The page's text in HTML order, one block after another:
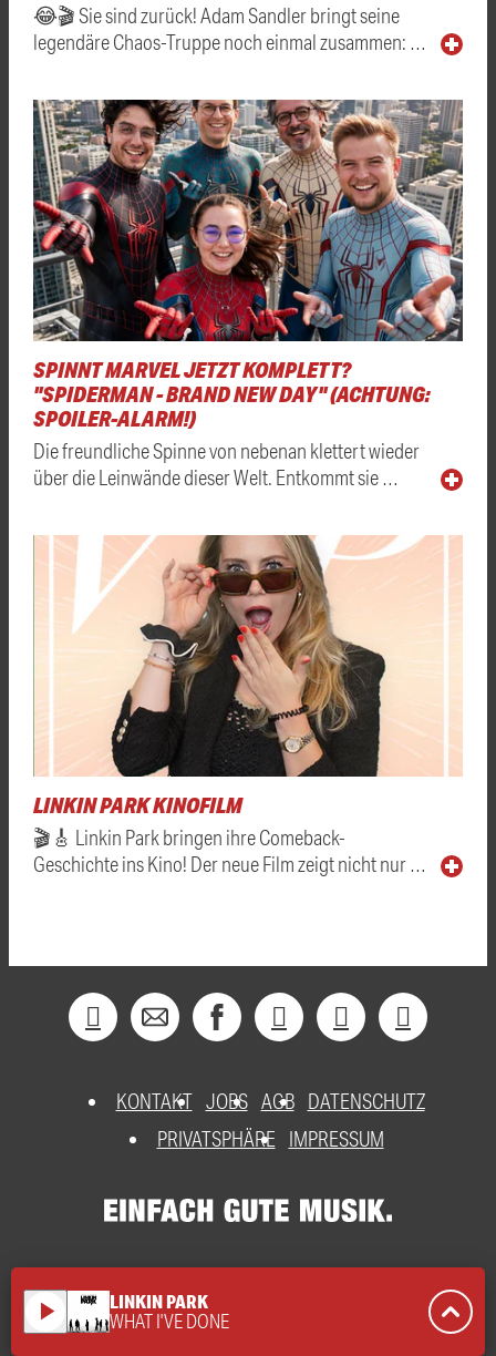
😂🎬 Sie sind zurück! Adam Sandler bringt seine
legendäre Chaos-Truppe noch einmal zusammen: …
SPINNT MARVEL JETZT KOMPLETT?
"SPIDERMAN - BRAND NEW DAY" (ACHTUNG:
SPOILER-ALARM!)
Die freundliche Spinne von nebenan klettert wieder
über die Leinwände dieser Welt. Entkommt sie …
LINKIN PARK KINOFILM
🎬🎸 Linkin Park bringen ihre Comeback-
Geschichte ins Kino! Der neue Film zeigt nicht nur …
KONTAKT JOBS AGB DATENSCHUTZ
PRIVATSPHÄRE
IMPRESSUM
play_arrow LINKIN PARK
WHAT I'VE DONE